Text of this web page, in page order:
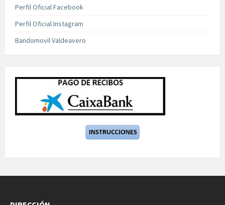
Perfil Oficial Facebook
Perfil Oficial Instagram
Bandomovil Valdeavero